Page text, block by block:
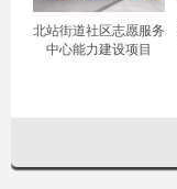
北站街道社区志愿服务
中心能力建设项目